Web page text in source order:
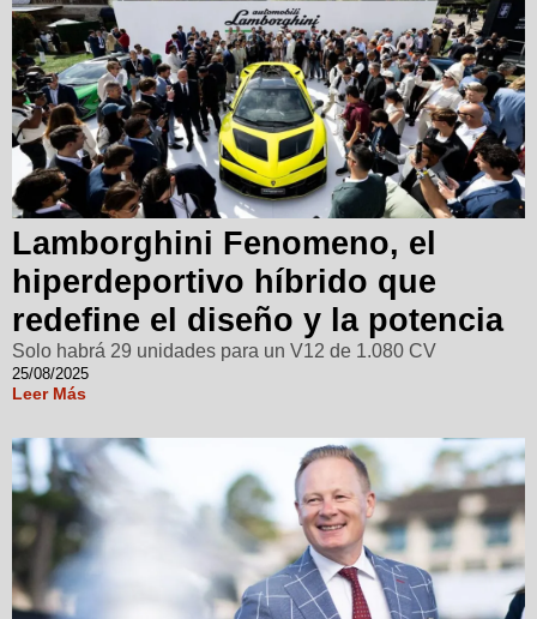
Lamborghini Fenomeno, el
hiperdeportivo híbrido que
redefine el diseño y la potencia
Solo habrá 29 unidades para un V12 de 1.080 CV
25/08/2025
Leer Más